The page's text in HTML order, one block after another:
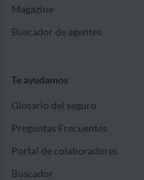
Magazine
Buscador de agentes
Te ayudamos
Glosario del seguro
Preguntas Frecuentes
Portal de colaboradores
Buscador